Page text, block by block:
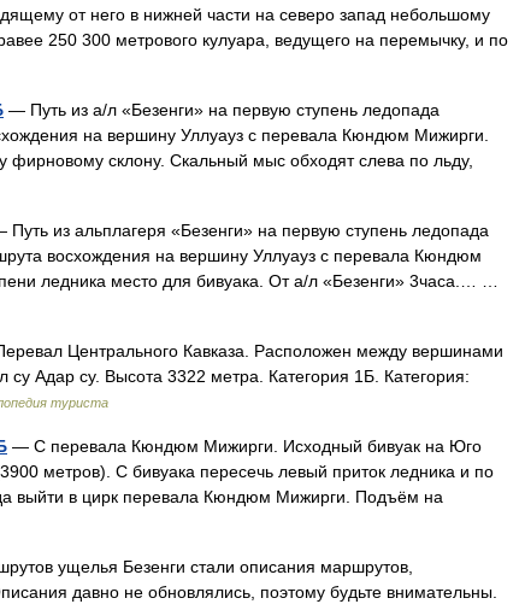
от него в нижней части на северо запад небольшому
250 300 метрового кулуара, ведущего на перемычку, и по
— Путь из а/л «Безенги» на первую ступень ледопада
на вершину Уллуауз с перевала Кюндюм Мижирги.
фирновому склону. Скальный мыс обходят слева по льду,
Путь из альплагеря «Безенги» на первую ступень ледопада
восхождения на вершину Уллуауз с перевала Кюндюм
ледника место для бивуака. От а/л «Безенги» 3часа.… …
Центрального Кавказа. Расположен между вершинами
Адар су. Высота 3322 метра. Категория 1Б. Категория:
туриста
— С перевала Кюндюм Мижирги. Исходный бивуак на Юго
метров). С бивуака пересечь левый приток ледника и по
выйти в цирк перевала Кюндюм Мижирги. Подъём на
ущелья Безенги стали описания маршрутов,
давно не обновлялись, поэтому будьте внимательны.